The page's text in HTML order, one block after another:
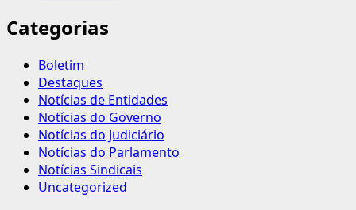
Categorias
Boletim
Destaques
Notícias de Entidades
Notícias do Governo
Notícias do Judiciário
Notícias do Parlamento
Notícias Sindicais
Uncategorized